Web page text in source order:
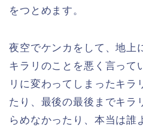
をつとめます。
夜空でケンカをして、地上
キラリのことを悪く言って
リに変わってしまったキラ
たり、最後の最後までキラ
らめなかったり、本当は誰